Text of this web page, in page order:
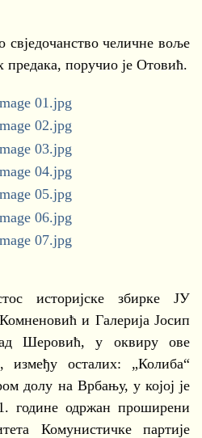
свједочанство челичне воље
поручио је Отовић.
историјске збирке ЈУ
и Галерија Јосип
Шеровић, у оквиру ове
између осталих: „Колиба“
долу на Врбању, у којој је
године одржан проширени
Комунистичке партије